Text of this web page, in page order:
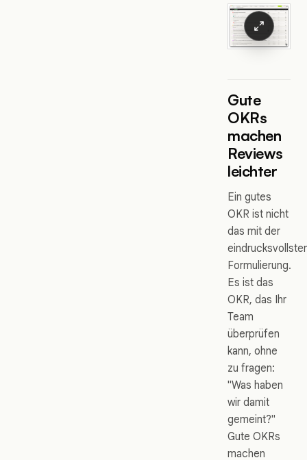
Gute
OKRs
machen
Reviews
leichter
Ein gutes
OKR ist nicht
das mit der
Formulierung.
Es ist das
OKR, das Ihr
Team
überprüfen
kann, ohne
zu fragen:
"Was haben
wir damit
gemeint?"
Gute OKRs
machen